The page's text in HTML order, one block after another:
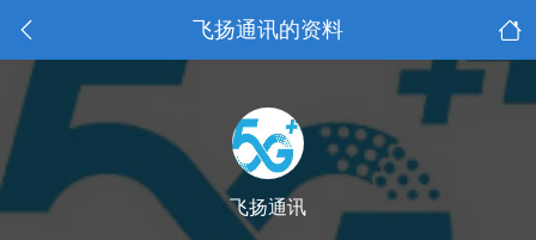
飞扬通讯的资料
飞扬通讯